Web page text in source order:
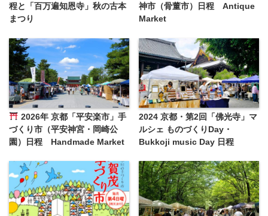
程と「百万遍知恩寺」秋の古本
まつり
神市（骨董市）日程 Antique
Market
2026年 京都「平安楽市」手
づくり市（平安神宮・岡崎公
園）日程 Handmade Market
2024 京都・第2回「佛光寺」マ
ルシェ ものづくりDay・
Bukkoji music Day 日程